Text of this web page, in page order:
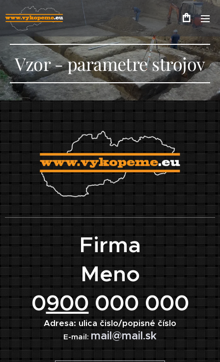
Vzor - parametre strojov
Firma
Meno
0900000 000
Adresa: ulica čislo/popisné číslo
E-mail:mail@mail.sk